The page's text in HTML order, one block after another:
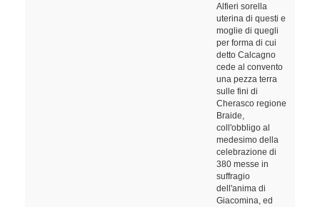
Alfieri sorella
uterina di questi e
moglie di quegli
per forma di cui
detto Calcagno
cede al convento
una pezza terra
sulle fini di
Cherasco regione
Braide,
coll'obbligo al
medesimo della
celebrazione di
380 messe in
suffragio
dell'anima di
Giacomina, ed